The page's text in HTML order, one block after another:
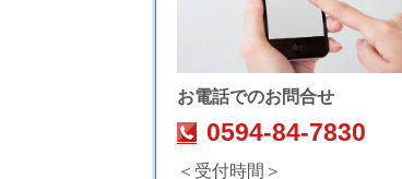
お電話でのお問合せ
0594-84-7830
＜受付時間＞